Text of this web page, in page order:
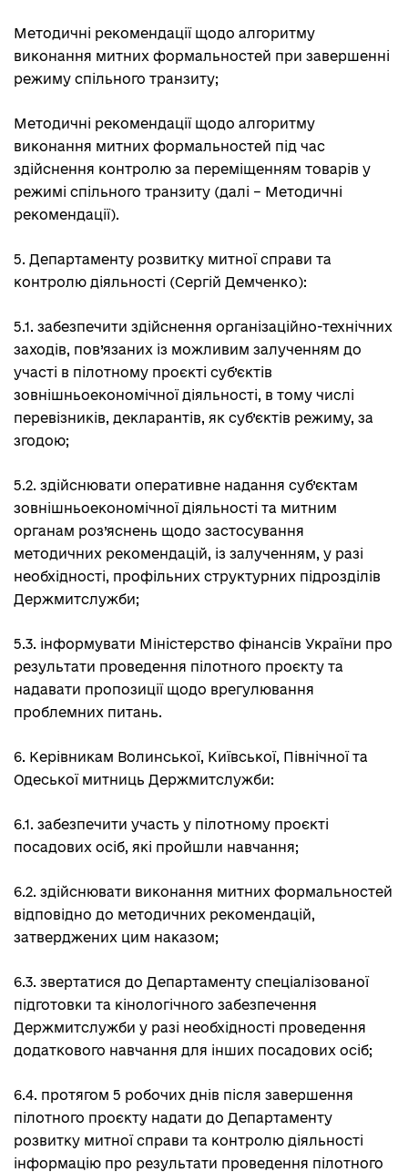
Методичні рекомендації щодо алгоритму
виконання митних формальностей при завершенні
режиму спільного транзиту;
Методичні рекомендації щодо алгоритму
виконання митних формальностей під час
здійснення контролю за переміщенням товарів у
режимі спільного транзиту (далі – Методичні
рекомендації).
5. Департаменту розвитку митної справи та
контролю діяльності (Сергій Демченко):
5.1. забезпечити здійснення організаційно-технічних
заходів, пов’язаних із можливим залученням до
участі в пілотному проєкті суб’єктів
зовнішньоекономічної діяльності, в тому числі
перевізників, декларантів, як суб’єктів режиму, за
згодою;
5.2. здійснювати оперативне надання суб’єктам
зовнішньоекономічної діяльності та митним
органам роз’яснень щодо застосування
методичних рекомендацій, із залученням, у разі
необхідності, профільних структурних підрозділів
Держмитслужби;
5.3. інформувати Міністерство фінансів України про
результати проведення пілотного проєкту та
надавати пропозиції щодо врегулювання
проблемних питань.
6. Керівникам Волинської, Київської, Північної та
Одеської митниць Держмитслужби:
6.1. забезпечити участь у пілотному проєкті
посадових осіб, які пройшли навчання;
6.2. здійснювати виконання митних формальностей
відповідно до методичних рекомендацій,
затверджених цим наказом;
6.3. звертатися до Департаменту спеціалізованої
підготовки та кінологічного забезпечення
Держмитслужби у разі необхідності проведення
додаткового навчання для інших посадових осіб;
6.4. протягом 5 робочих днів після завершення
пілотного проєкту надати до Департаменту
розвитку митної справи та контролю діяльності
інформацію про результати проведення пілотного